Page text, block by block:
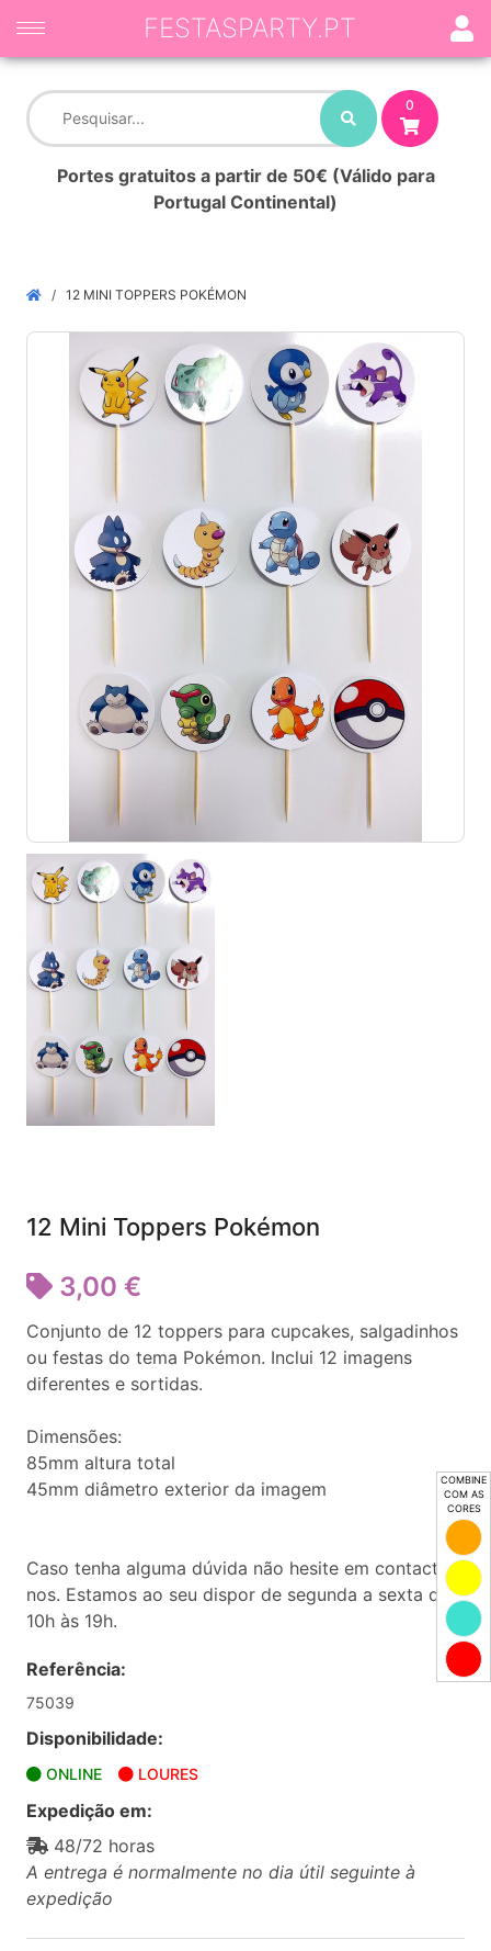
COMBINE
COM AS
CORES
0
Portes gratuitos a partir de 50€ (Válido para
Portugal Continental)
FESTASPARTY.PT
12 MINI TOPPERS POKÉMON
12 Mini Toppers Pokémon
3,00 €
Conjunto de 12 toppers para cupcakes, salgadinhos
ou festas do tema Pokémon. Inclui 12 imagens
diferentes e sortidas.
Dimensões:
85mm altura total
45mm diâmetro exterior da imagem
Caso tenha alguma dúvida não hesite em contactar-
nos. Estamos ao seu dispor de segunda a sexta das
10h às 19h.
Referência:
75039
Disponibilidade:
ONLINE LOURES
Expedição em:
48/72 horas
A entrega é normalmente no dia útil seguinte à
expedição